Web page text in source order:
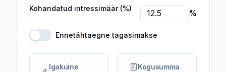
Kohandatud intressimäär (%) %
Ennetähtaegne tagasimakse
Igakuine
Kogusumma